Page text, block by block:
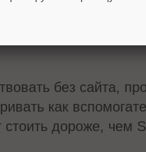
со всего мира
место по
без сайта,
как
стоить дороже, чем